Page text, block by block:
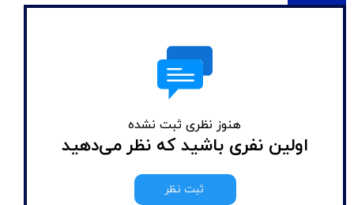
هنوز نظری ثبت نشده
اولین نفری باشید که نظر می‌دهید
ثبت نظر